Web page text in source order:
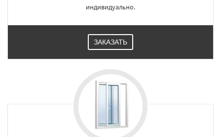
индивидуально.
ЗАКАЗАТЬ